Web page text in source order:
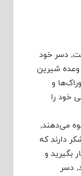
دسر خود
شیرین
و
خود را
می‌دهند,
دارند که
بگیرید و
دسر